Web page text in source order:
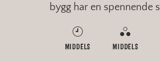
bygg har en spennende
MIDDELS MIDDELS